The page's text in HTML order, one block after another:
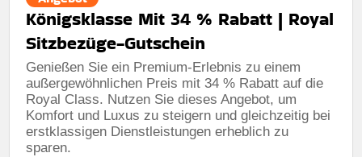
Königsklasse Mit 34 % Rabatt | Royal
Sitzbezüge-Gutschein
Genießen Sie ein Premium-Erlebnis zu einem
außergewöhnlichen Preis mit 34 % Rabatt auf die
Royal Class. Nutzen Sie dieses Angebot, um
Komfort und Luxus zu steigern und gleichzeitig bei
erstklassigen Dienstleistungen erheblich zu
sparen.